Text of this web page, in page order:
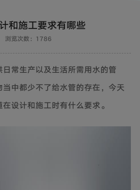
和施工要求有哪些
浏览次数：1786
日常生产以及生活所需用水的管
中都少不了给水管的存在，今天
设计和施工时有什么要求。